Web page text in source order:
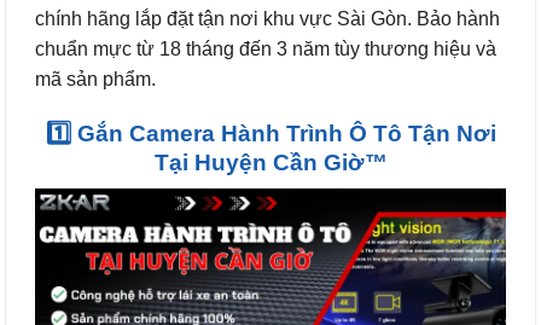
chính hãng lắp đặt tận nơi khu vực Sài Gòn. Bảo hành
chuẩn mực từ 18 tháng đến 3 năm tùy thương hiệu và
mã sản phẩm.
1️⃣ Gắn Camera Hành Trình Ô Tô Tận Nơi
Tại Huyện Cần Giờ™